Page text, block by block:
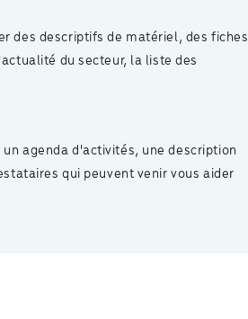
des descriptifs de matériel, des fiches
du secteur, la liste des
un agenda d'activités, une description
qui peuvent venir vous aider